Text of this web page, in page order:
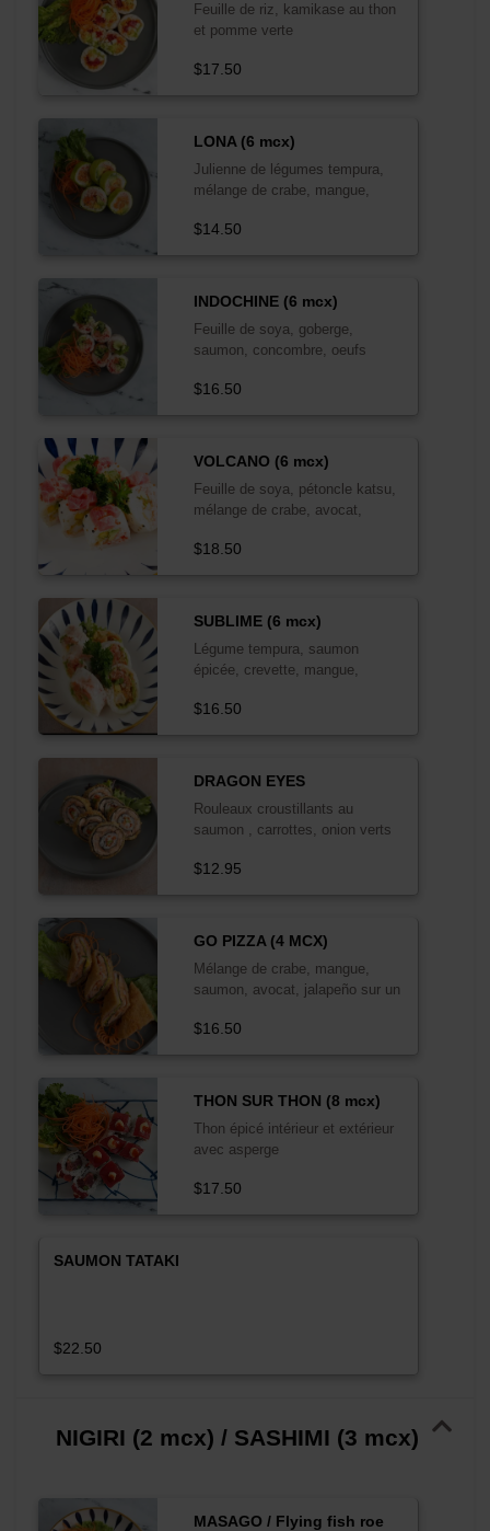
Feuille de riz, kamikase au thon
et pomme verte
$17.50
LONA (6 mcx)
Julienne de légumes tempura,
mélange de crabe, mangue,
$14.50
INDOCHINE (6 mcx)
Feuille de soya, goberge,
saumon, concombre, oeufs
$16.50
VOLCANO (6 mcx)
Feuille de soya, pétoncle katsu,
mélange de crabe, avocat,
mayo-aigre douce
$18.50
SUBLIME (6 mcx)
Légume tempura, saumon
épicée, crevette, mangue,
$16.50
DRAGON EYES
Rouleaux croustillants au
saumon , carrottes, onion verts
salmon , carrot , green onion and
$12.95
GO PIZZA (4 MCX)
Mélange de crabe, mangue,
saumon, avocat, jalapeño sur un
$16.50
THON SUR THON (8 mcx)
Thon épicé intérieur et extérieur
avec asperge
$17.50
SAUMON TATAKI
$22.50
NIGIRI (2 mcx) / SASHIMI (3 mcx)
MASAGO / Flying fish roe